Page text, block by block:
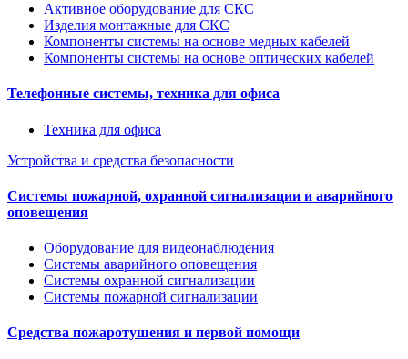
Активное оборудование для СКС
Изделия монтажные для СКС
Компоненты системы на основе медных кабелей
Компоненты системы на основе оптических кабелей
Телефонные системы, техника для офиса
Техника для офиса
Устройства и средства безопасности
Системы пожарной, охранной сигнализации и аварийного
оповещения
Оборудование для видеонаблюдения
Системы аварийного оповещения
Системы охранной сигнализации
Системы пожарной сигнализации
Средства пожаротушения и первой помощи